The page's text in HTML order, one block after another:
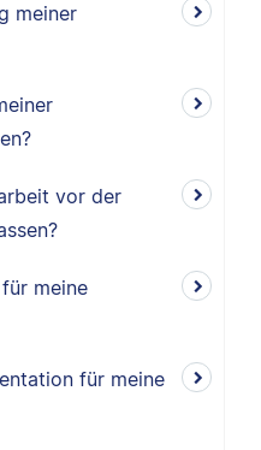
meiner
vor der
meine
für meine